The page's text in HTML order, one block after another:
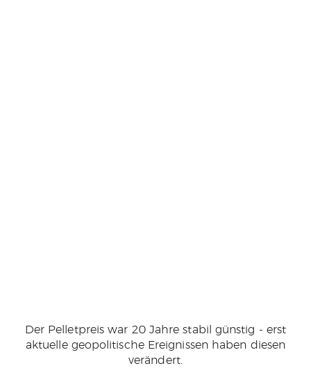
Der Pelletpreis war 20 Jahre stabil günstig - erst
aktuelle geopolitische Ereignissen haben diesen
verändert.